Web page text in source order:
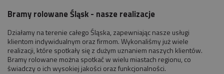
Bramy rolowane Śląsk - nasze realizacje
Działamy na terenie całego Śląska, zapewniając nasze usługi
klientom indywidualnym oraz firmom. Wykonaliśmy już wiele
realizacji, które spotkały się z dużym uznaniem naszych klientów.
Bramy rolowane można spotkać w wielu miastach regionu, co
świadczy o ich wysokiej jakości oraz funkcjonalności.